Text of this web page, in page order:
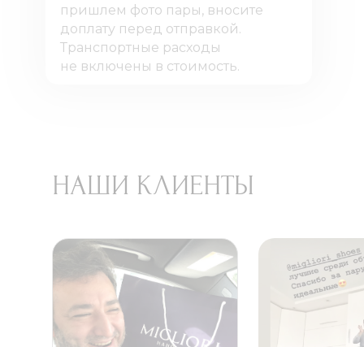
пришлем фото пары, вносите
доплату перед отправкой.
Транспортные расходы
не включены в стоимость.
НАШИ КЛИЕНТЫ